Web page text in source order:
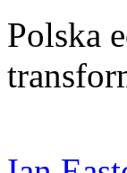
Polska